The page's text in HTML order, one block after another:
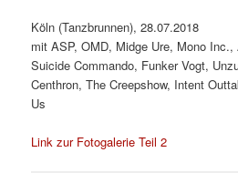
Köln (Tanzbrunnen), 28.07.2018
mit ASP, OMD, Midge Ure, Mono
Suicide Commando, Funker Vogt,
Centhron, The Creepshow, Intent
Us
Link zur Fotogalerie Teil 2